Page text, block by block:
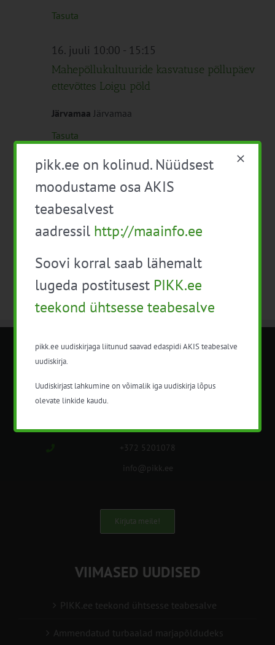
Tasuta
16. juuli 10:00 - 15:15
Mahepõllukultuuride kasvatuse põllupäev
ettevõttes Loigu põld
Järvamaa Järvamaa
Tasuta
Eelmine päev
Telli kalender
METK NÕUANDETEENISTUS
Nõuandeteenistuse nimetuse alt
+372 5201078
info@pikk.ee
Kirjuta meile!
VIIMASED UUDISED
PIKK.ee teekond ühtsesse teabesalve
Ammendatud turbaalad marjapõldudeks
pikk.ee on kolinud. Nüüdsest
moodustame osa AKIS
teabesalvest
aadressil http://maainfo.ee
Soovi korral saab lähemalt
lugeda postitusest PIKK.ee
teekond ühtsesse teabesalve
pikk.ee uudiskirjaga liitunud saavad edaspidi AKIS teabesalve
uudiskirja.
Uudiskirjast lahkumine on võimalik iga uudiskirja lõpus
olevate linkide kaudu.